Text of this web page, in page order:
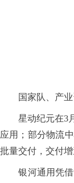
国家队、产业
星动纪元在3月
应用；部分物流
批量交付，交付增
银河通用凭借“